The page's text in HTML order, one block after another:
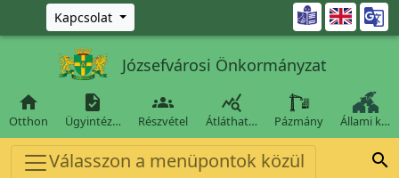
Ugrás a fő tartalomra
Kapcsolat 
Józsefvárosi Önkormányzat

Otthon

Ügyintéz…

Részvétel

Átláthat… Pázmány Állami k…
Válasszon a menüpontok közül 